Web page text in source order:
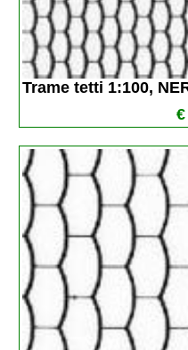
Trame tetti 1:100,